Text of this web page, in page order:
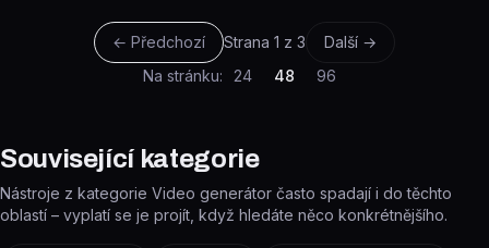
← Předchozí Strana 1 z 3
Další →
Na stránku:
24 48 96
Související kategorie
Nástroje z kategorie Video generátor často spadají i do těchto
oblastí – vyplatí se je projít, když hledáte něco konkrétnějšího.